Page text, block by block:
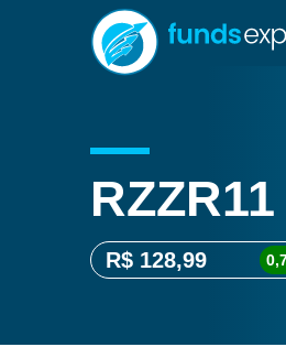
RZZR11
R$ 128,99